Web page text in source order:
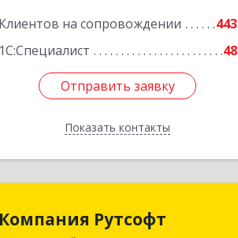
Клиентов на сопровождении
443
1С:Специалист
48
Отправить заявку
Показать контакты
Отправить заявку
Назад
Компания Рутсофт
Компания Рутсофт